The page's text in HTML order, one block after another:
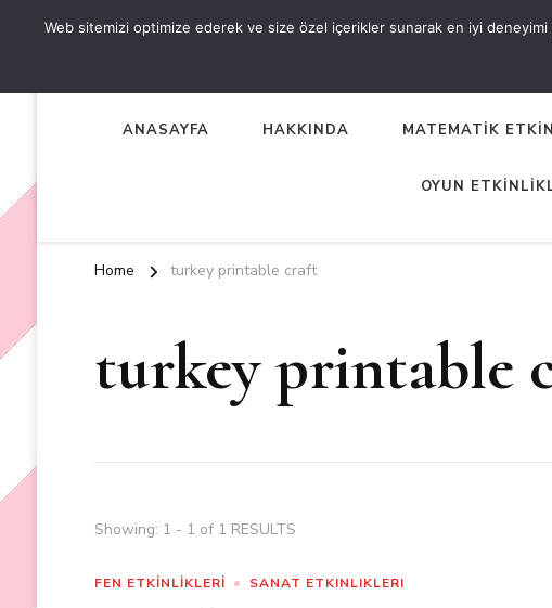
OKUL ÖNCESİ ETKİNLİKLER
ANASAYFA HAKKINDA MATEMATİK
OYUN
Home turkey printable craft
turkey printable
Showing: 1 - 1 of 1 RESULTS
FEN ETKİNLİKLERİ SANAT ETKINLIKLERI
Web sitemizi optimize ederek ve size özel içerikler sunarak en iyi deneyimi